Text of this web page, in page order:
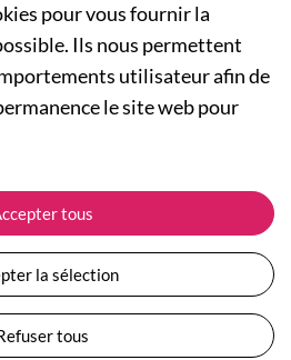
?
pour vous fournir la
Ils nous permettent
utilisateur afin de
le site web pour
tous
la sélection
tous